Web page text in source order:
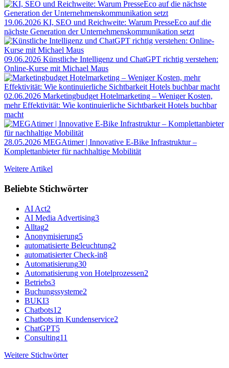
19.06.2026 KI, SEO und Reichweite: Warum PresseEco auf die
nächste Generation der Unternehmenskommunikation setzt
09.06.2026 Künstliche Intelligenz und ChatGPT richtig verstehen:
Online-Kurse mit Michael Maus
02.06.2026 Marketingbudget Hotelmarketing – Weniger Kosten,
mehr Effektivität: Wie kontinuierliche Sichtbarkeit Hotels buchbar
macht
28.05.2026 MEGAtimer | Innovative E-Bike Infrastruktur –
Komplettanbieter für nachhaltige Mobilität
Weitere Artikel
Beliebte Stichwörter
AI Act2
AI Media Advertising3
Alltag2
Anonymisierung5
automatisierte Beleuchtung2
automatisierter Check-in8
Automatisierung30
Automatisierung von Hotelprozessen2
Betriebs3
Buchungssysteme2
BUKI3
Chatbots12
Chatbots im Kundenservice2
ChatGPT5
Consulting11
Weitere Stichwörter